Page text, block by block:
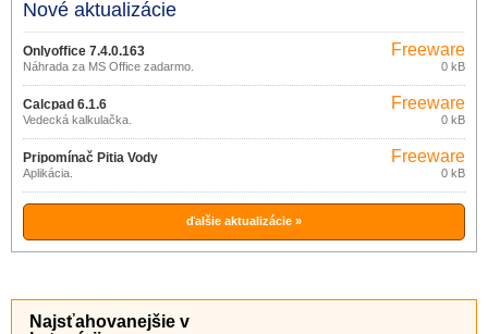
Nové aktualizácie
Onlyoffice 7.4.0.163
Náhrada za MS Office zadarmo.
Freeware
0 kB
Calcpad 6.1.6
Vedecká kalkulačka.
Freeware
0 kB
Pripomínač Pitia Vody
Aplikácia.
Freeware
0 kB
ďalšie aktualizácie »
Najsťahovanejšie v